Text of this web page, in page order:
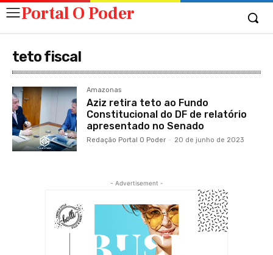
Portal O Poder
teto fiscal
Amazonas
Aziz retira teto ao Fundo
Constitucional do DF de relatório
apresentado no Senado
Redação Portal O Poder - 20 de junho de 2023
- Advertisement -